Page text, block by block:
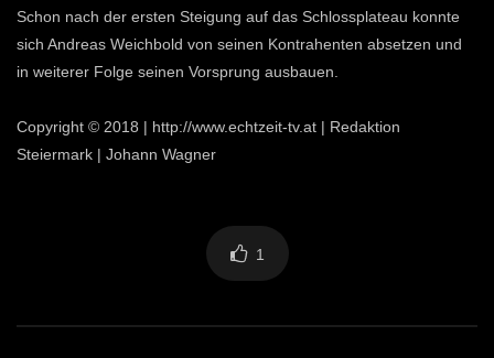
Schon nach der ersten Steigung auf das Schlossplateau konnte
sich Andreas Weichbold von seinen Kontrahenten absetzen und
in weiterer Folge seinen Vorsprung ausbauen.
Copyright © 2018 | http://www.echtzeit-tv.at | Redaktion
Steiermark | Johann Wagner
1